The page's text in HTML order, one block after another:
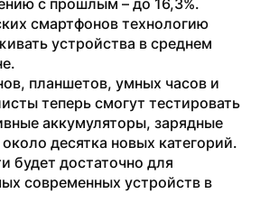
смартфонов технологию
устройства в среднем
планшетов, умных часов и
теперь смогут тестировать
аккумуляторы, зарядные
десятка новых категорий.
будет достаточно для
современных устройств в